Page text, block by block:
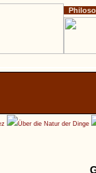
Über die Natur der Dinge